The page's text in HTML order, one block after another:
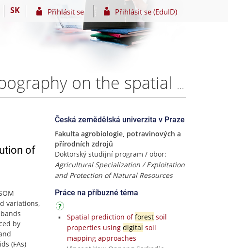
SK Přihlásit se Přihlásit se (EduID)
The assessment of the influence of land-use and topography on the spatial distribution of soil organic carbon using digital soil mapping – Shahin Nozari
of
variations,
by
(FAs)
Česká zemědělská univerzita v Praze
Fakulta agrobiologie, potravinových a
přírodních zdrojů
Doktorský studijní program / obor:
Agricultural Specialization / Exploitation
and Protection of Natural Resources
Práce na příbuzné téma
Spatial prediction offorestsoil
properties using digital soil
mapping approaches